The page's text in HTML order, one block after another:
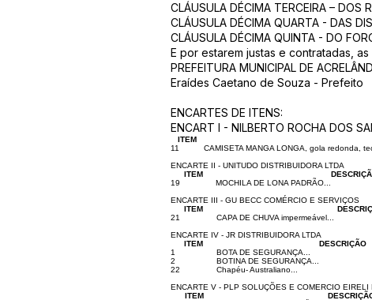
CLÁUSULA DÉCIMA TERCEIRA – DOS
CLÁUSULA DÉCIMA QUARTA - DAS
CLÁUSULA DÉCIMA QUINTA - DO
E por estarem justas e contratadas,
PREFEITURA MUNICIPAL DE
Eraídes Caetano de Souza - Prefeito
ENCARTES DE ITENS:
ENCART I - NILBERTO ROCHA DOS
ITEM
11
CAMISETA MANGA LONGA, gola redonda,
ENCARTE II - UNITUDO DISTRIBUIDORA LTDA
ITEM
19
MOCHILA DE LONA PADRÃO...
ENCARTE III - GU BECC COMÉRCIO E SERVIÇOS
ITEM
21
CAPA DE CHUVA impermeável...
ENCARTE IV - JR DISTRIBUIDORA LTDA
ITEM
DESCRIÇÃO
1
BOTA DE SEGURANÇA...
2
BOTINA DE SEGURANÇA...
22
Chapéu- Australiano...
ENCARTE V - PLP SOLUÇÕES E COMERCIO EIRELI
ITEM